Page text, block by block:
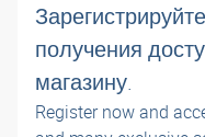
получения
магазину.
Register now and